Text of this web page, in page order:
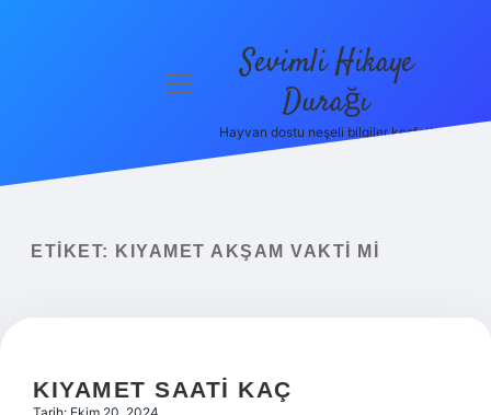
menüyü
Sevimli Hikaye
Durağı
Hayvan dostu neşeli bilgiler keşfet!
ETIKET: KIYAMET AKŞAM VAKTI MI
KIYAMET SAATI KAÇ